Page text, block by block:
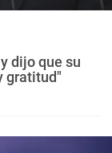
dijo que su
gratitud"